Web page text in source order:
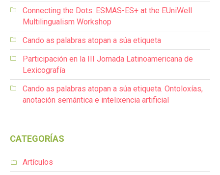
Connecting the Dots: ESMAS-ES+ at the EUniWell
Multilingualism Workshop
Cando as palabras atopan a súa etiqueta
Participación en la III Jornada Latinoamericana de
Lexicografía
Cando as palabras atopan a súa etiqueta. Ontoloxías,
anotación semántica e intelixencia artificial
CATEGORÍAS
Artículos